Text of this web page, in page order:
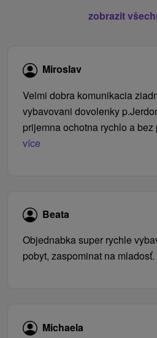
zobrazit
Miroslav
Velmi dobra komunikacia
vybavovani dovolenky
prijemna ochotna rychlo a bez
více
Beata
Objednabka super rychle
pobyt, zaspominat na mladosť.
Michaela